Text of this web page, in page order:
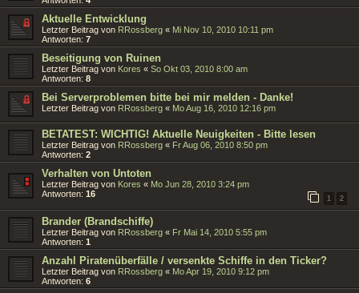
Aktuelle Entwicklung
Letzter Beitrag von RRossberg « Mi Nov 10, 2010 10:11 pm
Antworten: 7
Beseitigung von Ruinen
Letzter Beitrag von Kores « So Okt 03, 2010 8:00 am
Antworten: 8
Bei Serverproblemen bitte bei mir melden - Danke!
Letzter Beitrag von RRossberg « Mo Aug 16, 2010 12:16 pm
BETATEST: WICHTIG! Aktuelle Neuigkeiten - Bitte lesen
Letzter Beitrag von RRossberg « Fr Aug 06, 2010 8:50 pm
Antworten: 2
Verhalten von Untoten
Letzter Beitrag von Kores « Mo Jun 28, 2010 3:24 pm
Antworten: 16
1 2
Brander (Brandschiffe)
Letzter Beitrag von RRossberg « Fr Mai 14, 2010 5:55 pm
Antworten: 1
Anzahl Piratenüberfälle / versenkte Schiffe in den Ticker?
Letzter Beitrag von RRossberg « Mo Apr 19, 2010 9:12 pm
Antworten: 6